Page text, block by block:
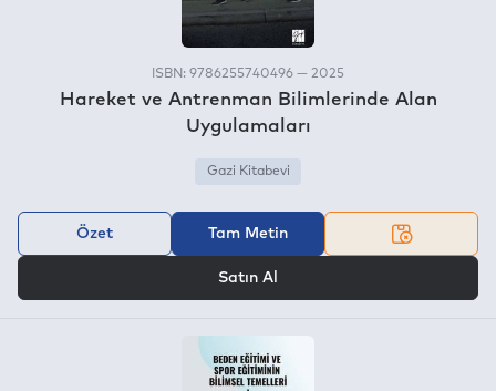
ISBN: 9786255740496 — 2025
Hareket ve Antrenman Bilimlerinde Alan
Uygulamaları
Gazi Kitabevi
Özet Tam Metin
Satın Al